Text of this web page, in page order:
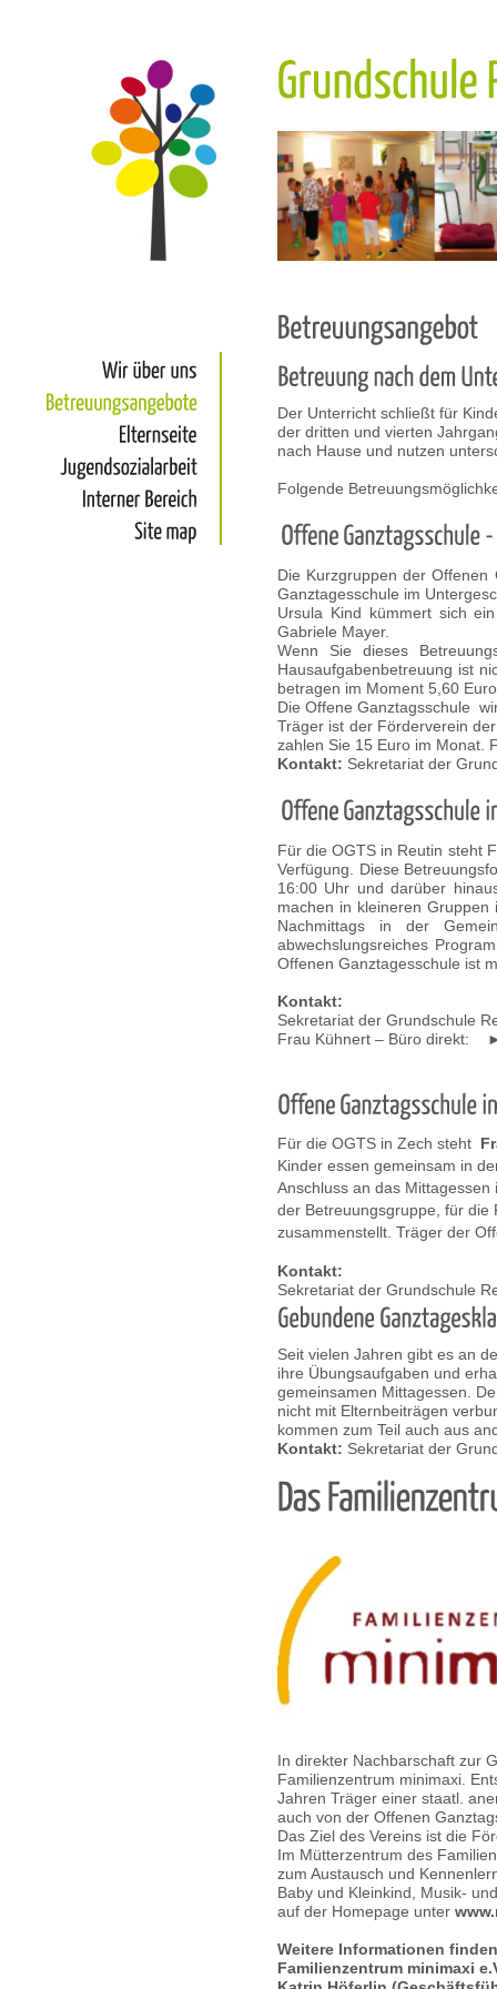
Der Unterricht schließt für
der dritten und vierten
nach Hause und nutzen
Folgende
Die Kurzgruppen der
Ganztagesschule im
Ursula Kind kümmert sich
Gabriele Mayer.
Wenn Sie dieses
Hausaufgabenbetreuung ist
betragen im Moment 5,60
Die Offene Ganztagsschule
Träger ist der Förderverein
zahlen Sie 15 Euro im Monat.
Kontakt: Sekretariat der
Für die OGTS in Reutin steht
Verfügung. Diese
16:00 Uhr und darüber
machen in kleineren
Nachmittags in der
abwechslungsreiches
Offenen Ganztagesschule ist
Kontakt:
Sekretariat der Grundschule
Frau Kühnert – Büro direkt:
Für die OGTS in Zech steht
Kinder essen gemeinsam in
Anschluss an das
der Betreuungsgruppe, für die
zusammenstellt. Träger der
Kontakt:
Sekretariat der Grundschule
Seit vielen Jahren gibt es an
ihre Übungsaufgaben und
gemeinsamen Mittagessen.
nicht mit Elternbeiträgen
kommen zum Teil auch aus
Kontakt: Sekretariat der
In direkter Nachbarschaft zur
Familienzentrum minimaxi.
Jahren Träger einer staatl.
auch von der Offenen
Das Ziel des Vereins ist die
Im Mütterzentrum des
zum Austausch und
Baby und Kleinkind, Musik-
auf der Homepage unter
Weitere Informationen
Familienzentrum minimaxi